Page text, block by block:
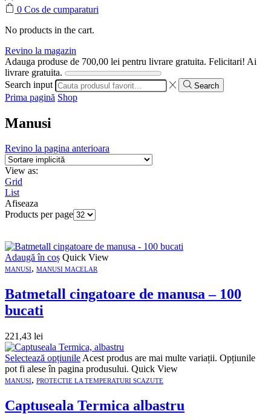
0 Cos de cumparaturi
No products in the cart.
Revino la magazin
Adauga produse de 700,00 lei pentru livrare gratuita. Felicitari! Ai
livrare gratuita.
Search input
Search
Prima pagină Shop
Manusi
Revino la pagina anterioara
View as:
Grid
List
Afiseaza
Products per page
Adaugă în coș Quick View
MANUSI, MANUSI MACELAR
Batmetall cingatoare de manusa – 100
bucati
221,43 lei
Selectează opțiunile Acest produs are mai multe variații. Opțiunile
pot fi alese în pagina produsului. Quick View
MANUSI, PROTECTIE LA TEMPERATURI SCAZUTE
Captuseala Termica albastru